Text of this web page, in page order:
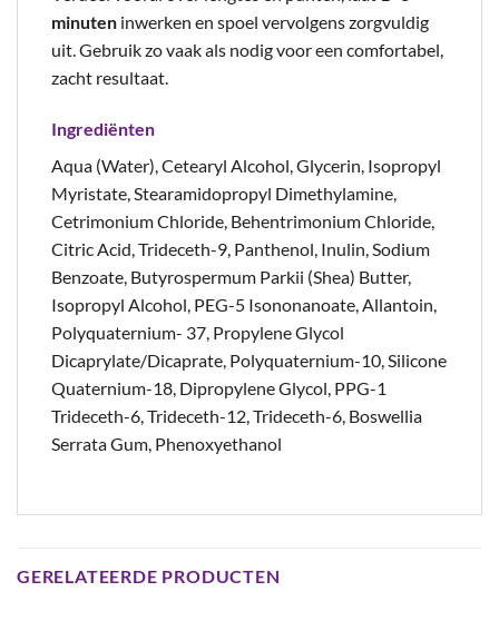
minuten inwerken en spoel vervolgens zorgvuldig
uit. Gebruik zo vaak als nodig voor een comfortabel,
zacht resultaat.
Ingrediënten
Aqua (Water), Cetearyl Alcohol, Glycerin, Isopropyl
Myristate, Stearamidopropyl Dimethylamine,
Cetrimonium Chloride, Behentrimonium Chloride,
Citric Acid, Trideceth-9, Panthenol, Inulin, Sodium
Benzoate, Butyrospermum Parkii (Shea) Butter,
Isopropyl Alcohol, PEG-5 Isononanoate, Allantoin,
Polyquaternium- 37, Propylene Glycol
Dicaprylate/Dicaprate, Polyquaternium-10, Silicone
Quaternium-18, Dipropylene Glycol, PPG-1
Trideceth-6, Trideceth-12, Trideceth-6, Boswellia
Serrata Gum, Phenoxyethanol
GERELATEERDE PRODUCTEN